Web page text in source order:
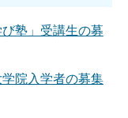
塾」受講生の募
院入学者の募集